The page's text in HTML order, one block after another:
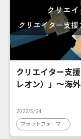
クリエイター支
レオン）」〜海
2022/5/24
プラットフォーマー